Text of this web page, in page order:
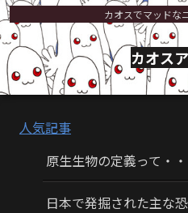
カオスでマッドな
カオス
人気記事
原生生物の定義って・
日本で発掘された主な